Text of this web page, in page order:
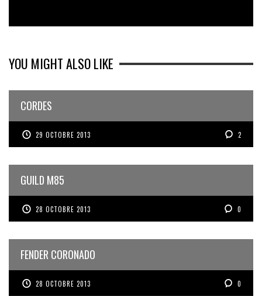
YOU MIGHT ALSO LIKE
CORDES
29 OCTOBRE 2013 2
GUILD M85
28 OCTOBRE 2013 0
FENDER CORONADO
28 OCTOBRE 2013 0